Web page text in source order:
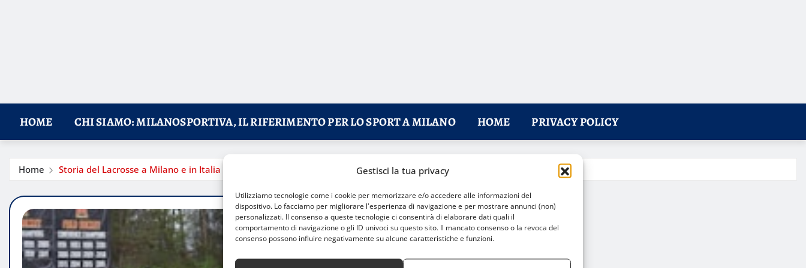
Gestisci la tua privacy
Utilizziamo tecnologie come i cookie per memorizzare e/o accedere alle informazioni del
dispositivo. Lo facciamo per migliorare l'esperienza di navigazione e per mostrare annunci (non)
personalizzati. Il consenso a queste tecnologie ci consentirà di elaborare dati quali il
comportamento di navigazione o gli ID univoci su questo sito. Il mancato consenso o la revoca del
consenso possono influire negativamente su alcune caratteristiche e funzioni.
HOME CHI SIAMO: MILANOSPORTIVA, IL RIFERIMENTO PER LO SPORT A MILANO HOME PRIVACY POLICY
Home Storia del Lacrosse a Milano e in Italia